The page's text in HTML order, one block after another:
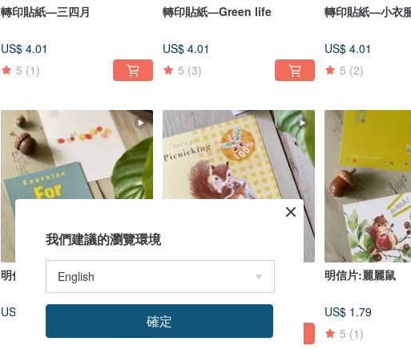
轉印貼紙—三四月
US$ 4.01
5 (1)
轉印貼紙—Green life
US$ 4.01
5 (3)
轉印貼紙—小衣
US$ 4.01
5 (2)
明信片: 舉重鼠
US$ 1.79 US$ 1.79
明信片:麗麗鼠
US$ 1.79
5 (1)
我們建議的瀏覽環境
確定